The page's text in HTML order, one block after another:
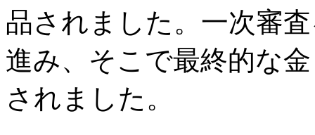
品されました。一次審
進み、そこで最終的な
されました。